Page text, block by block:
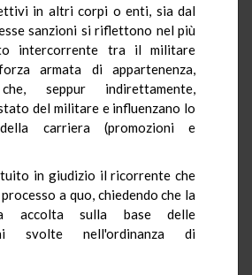
in altri corpi o enti, sia dal
sanzioni si riflettono nel più
intercorrente tra il militare
armata di appartenenza,
seppur indirettamente,
del militare e influenzano lo
carriera (promozioni e
in giudizio il ricorrente che
a quo, chiedendo che la
accolta sulla base delle
svolte nell'ordinanza di